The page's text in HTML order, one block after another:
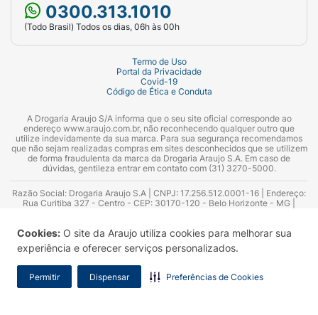
Cookies: O site da Araujo utiliza cookies para melhorar sua
experiência e oferecer serviços personalizados.
Permitir Dispensar Preferências de Cookies
0300.313.1010
(Todo Brasil) Todos os dias, 06h às 00h
Termo de Uso
Portal da Privacidade
Covid-19
Código de Ética e Conduta
A Drogaria Araujo S/A informa que o seu site oficial corresponde ao
endereço www.araujo.com.br, não reconhecendo qualquer outro que
utilize indevidamente da sua marca. Para sua segurança recomendamos
que não sejam realizadas compras em sites desconhecidos que se utilizem
de forma fraudulenta da marca da Drogaria Araujo S.A. Em caso de
dúvidas, gentileza entrar em contato com (31) 3270-5000.
Razão Social: Drogaria Araujo S.A | CNPJ: 17.256.512.0001-16 | Endereço:
Rua Curitiba 327 - Centro - CEP: 30170-120 - Belo Horizonte - MG |
Azevedo Guimarães – CRF 10.965 | Yasmin Silva Alvarenga – CRF 52.584 -
Consultor substituto: Thiago Aguiar Pinheiro - CRF Nº 13.748. Alvará
Sanitário: 2025020713 | Autorização de Funcionamento da Empresa (AFE):